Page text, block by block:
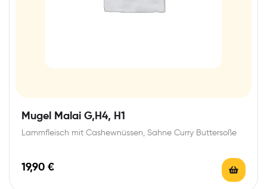
Mugel Malai G,H4, H1
Lammfleisch mit Cashewnüssen, Sahne Curry Buttersoße
19,90 €